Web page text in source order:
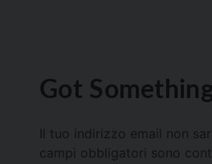
Got
Il tuo indirizzo email non
campi obbligatori sono